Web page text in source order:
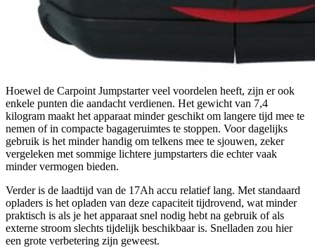
Hoewel de Carpoint Jumpstarter veel voordelen heeft, zijn er ook
enkele punten die aandacht verdienen. Het gewicht van 7,4
kilogram maakt het apparaat minder geschikt om langere tijd mee te
nemen of in compacte bagageruimtes te stoppen. Voor dagelijks
gebruik is het minder handig om telkens mee te sjouwen, zeker
vergeleken met sommige lichtere jumpstarters die echter vaak
minder vermogen bieden.
Verder is de laadtijd van de 17Ah accu relatief lang. Met standaard
opladers is het opladen van deze capaciteit tijdrovend, wat minder
praktisch is als je het apparaat snel nodig hebt na gebruik of als
externe stroom slechts tijdelijk beschikbaar is. Snelladen zou hier
een grote verbetering zijn geweest.